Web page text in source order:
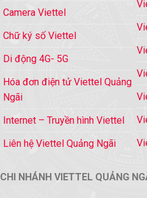
Camera Viettel
Chữ ký số Viettel
Di động 4G- 5G
Hóa đơn điện tử Viettel Quảng
Ngãi
Internet – Truyền hình Viettel
Liên hệ Viettel Quảng Ngãi
CHI NHÁNH VIETTEL QUẢNG